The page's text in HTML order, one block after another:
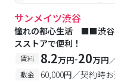
#予約受付中 #空室待ち
サンメイツ渋谷
憧れの都心生活 ■■渋
スストアで便利！
賃料 8.2万円-20万円
敷金 60,000円／契約時